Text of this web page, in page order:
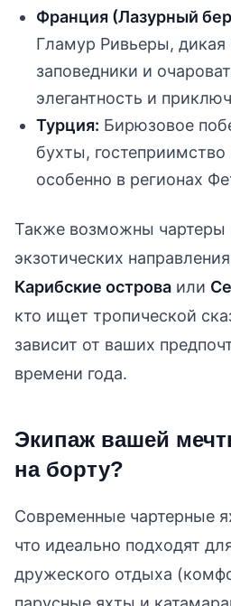
Франция (Лазурный
Гламур Ривьеры, дикая
заповедники и
элегантность и
Турция: Бирюзовое
бухты,
особенно в регионах
Также возможны чартеры
экзотических
Карибские острова или
кто ищет тропической
зависит от ваших
времени года.
Экипаж вашей
на борту?
Современные чартерные
что идеально подходят
дружеского отдыха